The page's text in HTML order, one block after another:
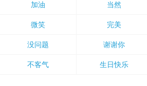
加油 当然
微笑 完美
没问题 谢谢你
不客气 生日快乐